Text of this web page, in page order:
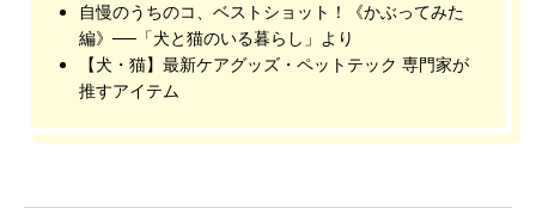
自慢のうちのコ、ベストショット！《かぶってみた
編》──「犬と猫のいる暮らし」より
【犬・猫】最新ケアグッズ・ペットテック 専門家が
推すアイテム